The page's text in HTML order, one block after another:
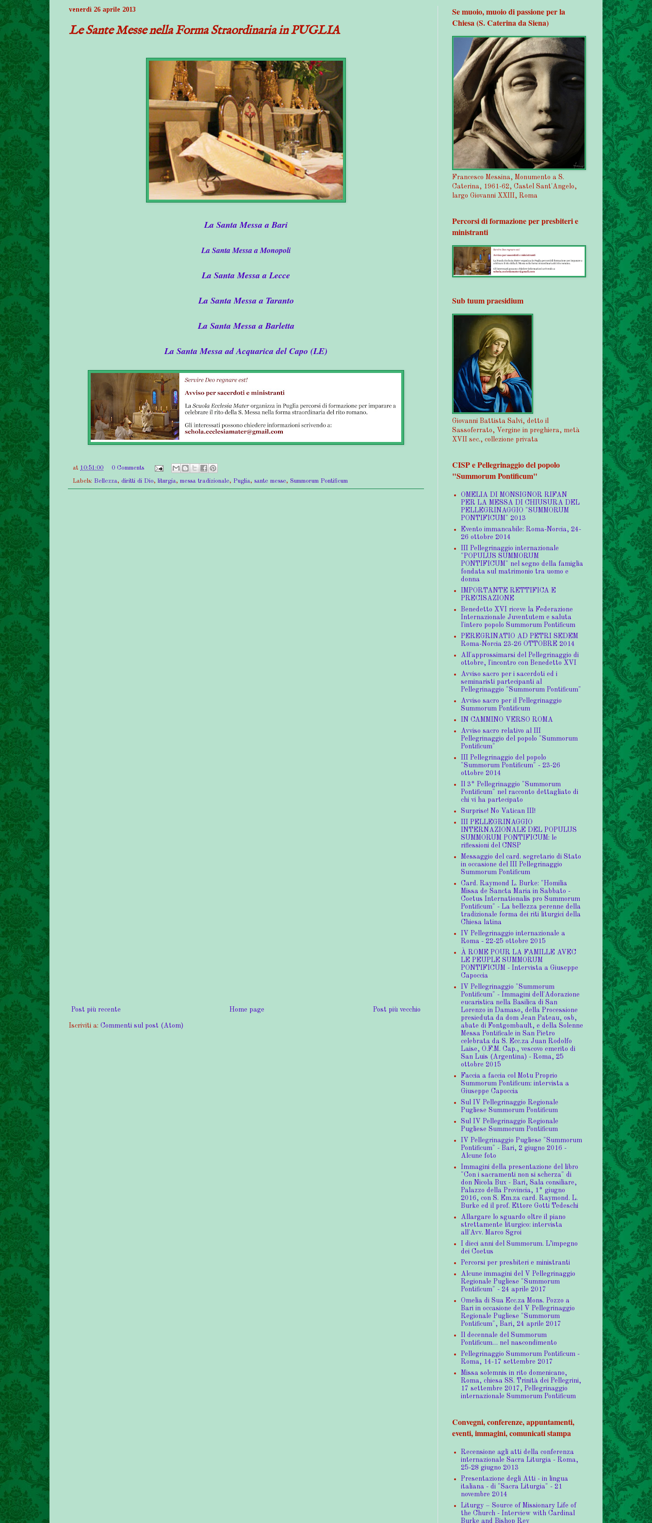
venerdì 26 aprile 2013
Le Sante Messe nella Forma Straordinaria in PUGLIA
La Santa Messa a Bari
La Santa Messa a Monopoli
La Santa Messa a Lecce
La Santa Messa a Taranto
La Santa Messa a Barletta
La Santa Messa ad Acquarica del Capo (LE)
at 10:51:00 0 Comments
Labels: Bellezza, diritti di Dio, liturgia, messa tradizionale, Puglia, sante messe, Summorum Pontificum
Post più recente Post più vecchio
Home page
Iscriviti a: Commenti sul post (Atom)
Se muoio, muoio di passione per la
Chiesa (S. Caterina da Siena)
Francesco Messina, Monumento a S.
Caterina, 1961-62, Castel Sant'Angelo,
largo Giovanni XXIII, Roma
Percorsi di formazione per presbiteri e
ministranti
Sub tuum praesidium
Giovanni Battista Salvi, detto il
Sassoferrato, Vergine in preghiera, metà
XVII sec., collezione privata
CISP e Pellegrinaggio del popolo
"Summorum Pontificum"
OMELIA DI MONSIGNOR RIFAN
PER LA MESSA DI CHIUSURA DEL
PELLEGRINAGGIO "SUMMORUM
PONTIFICUM" 2013
Evento immancabile: Roma-Norcia, 24-
26 ottobre 2014
III Pellegrinaggio internazionale
"POPULUS SUMMORUM
PONTIFICUM" nel segno della famiglia
fondata sul matrimonio tra uomo e
donna
IMPORTANTE RETTIFICA E
PRECISAZIONE
Benedetto XVI riceve la Federazione
Internazionale Juventutem e saluta
l'intero popolo Summorum Pontificum
PEREGRINATIO AD PETRI SEDEM
Roma-Norcia 23-26 OTTOBRE 2014
All'approssimarsi del Pellegrinaggio di
ottobre, l'incontro con Benedetto XVI
Avviso sacro per i sacerdoti ed i
seminaristi partecipanti al
Pellegrinaggio "Summorum Pontificum"
Avviso sacro per il Pellegrinaggio
Summorum Pontificum
IN CAMMINO VERSO ROMA
Avviso sacro relativo al III
Pellegrinaggio del popolo "Summorum
Pontificum"
III Pellegrinaggio del popolo
"Summorum Pontificum" - 23-26
ottobre 2014
Il 3° Pellegrinaggio "Summorum
Pontificum" nel racconto dettagliato di
chi vi ha partecipato
Surprise! No Vatican III!
III PELLEGRINAGGIO
INTERNAZIONALE DEL POPULUS
SUMMORUM PONTIFICUM: le
riflessioni del CNSP
Messaggio del card. segretario di Stato
in occasione del III Pellegrinaggio
Summorum Pontificum
Card. Raymond L. Burke: "Homilia
Missa de Sancta Maria in Sabbato -
Coetus Internationalis pro Summorum
Pontificum" - La bellezza perenne della
tradizionale forma dei riti liturgici della
Chiesa latina
IV Pellegrinaggio internazionale a
Roma - 22-25 ottobre 2015
À ROME POUR LA FAMILLE AVEC
LE PEUPLE SUMMORUM
PONTIFICUM - Intervista a Giuseppe
Capoccia
IV Pellegrinaggio "Summorum
Pontificum" - Immagini dell'Adorazione
eucaristica nella Basilica di San
Lorenzo in Damaso, della Processione
presieduta da dom Jean Pateau, osb,
abate di Fontgombault, e della Solenne
Messa Pontificale in San Pietro
celebrata da S. Ecc.za Juan Rodolfo
Laise, O.F.M. Cap., vescovo emerito di
San Luis (Argentina) - Roma, 25
ottobre 2015
Faccia a faccia col Motu Proprio
Summorum Pontificum: intervista a
Giuseppe Capoccia
Sul IV Pellegrinaggio Regionale
Pugliese Summorum Pontificum
Sul IV Pellegrinaggio Regionale
Pugliese Summorum Pontificum
IV Pellegrinaggio Pugliese "Summorum
Pontificum" - Bari, 2 giugno 2016 -
Alcune foto
Immagini della presentazione del libro
"Con i sacramenti non si scherza" di
don Nicola Bux - Bari, Sala consiliare,
Palazzo della Provincia, 1° giugno
2016, con S. Em.za card. Raymond. L.
Burke ed il prof. Ettore Gotti Tedeschi
Allargare lo sguardo oltre il piano
strettamente liturgico: intervista
all'Avv. Marco Sgroi
I dieci anni del Summorum. L’impegno
dei Coetus
Percorsi per presbiteri e ministranti
Alcune immagini del V Pellegrinaggio
Regionale Pugliese "Summorum
Pontificum" - 24 aprile 2017
Omelia di Sua Ecc.za Mons. Pozzo a
Bari in occasione del V Pellegrinaggio
Regionale Pugliese "Summorum
Pontificum", Bari, 24 aprile 2017
Il decennale del Summorum
Pontificum… nel nascondimento
Pellegrinaggio Summorum Pontificum -
Roma, 14-17 settembre 2017
Missa solemnis in rito domenicano,
Roma, chiesa SS. Trinità dei Pellegrini,
17 settembre 2017, Pellegrinaggio
internazionale Summorum Pontificum
Convegni, conferenze, appuntamenti,
eventi, immagini, comunicati stampa
Recensione agli atti della conferenza
internazionale Sacra Liturgia - Roma,
25-28 giugno 2013
Presentazione degli Atti - in lingua
italiana - di "Sacra Liturgia" - 21
novembre 2014
Liturgy – Source of Missionary Life of
the Church - Interview with Cardinal
Burke and Bishop Rey